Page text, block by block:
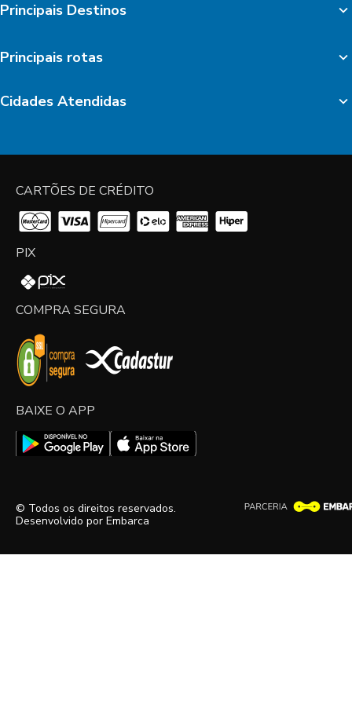
Principais Destinos
Principais rotas
Cidades Atendidas
CARTÕES DE CRÉDITO
PIX
COMPRA SEGURA
BAIXE O APP
© Todos os direitos reservados.
Desenvolvido por Embarca